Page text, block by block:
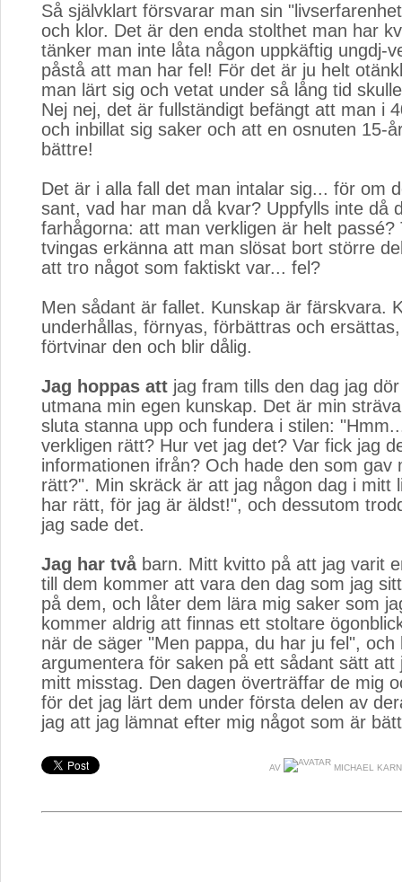
Så självklart försvarar man sin
och klor. Det är den enda stolthet man har
tänker man inte låta någon uppkäftig ungdj-
påstå att man har fel! För det är ju helt
man lärt sig och vetat under så lång tid
Nej nej, det är fullständigt befängt att man i
och inbillat sig saker och att en osnuten 15-
bättre!
Det är i alla fall det man intalar sig... för om
sant, vad har man då kvar? Uppfylls inte då
farhågorna: att man verkligen är helt passé?
tvingas erkänna att man slösat bort större
att tro något som faktiskt var... fel?
Men sådant är fallet. Kunskap är färskvara.
underhållas, förnyas, förbättras och
förtvinar den och blir dålig.
Jag hoppas att jag fram tills den dag jag
utmana min egen kunskap. Det är min
sluta stanna upp och fundera i stilen:
verkligen rätt? Hur vet jag det? Var fick jag
informationen ifrån? Och hade den som gav
rätt?". Min skräck är att jag någon dag i mitt
har rätt, för jag är äldst!", och dessutom
jag sade det.
Jag har tvåbarn. Mitt kvitto på att jag varit
till dem kommer att vara den dag som jag
på dem, och låter dem lära mig saker som
kommer aldrig att finnas ett stoltare
när de säger "Men pappa, du har ju fel", och
argumentera för saken på ett sådant sätt att
mitt misstag. Den dagen överträffar de mig
för det jag lärt dem under första delen av
jag att jag lämnat efter mig något som är
AV MICHAEL